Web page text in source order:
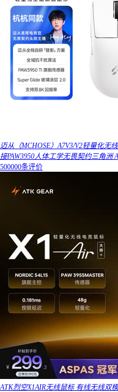
迈从（MCHOSE）A7V3/V2轻量化
接PAW3950人体工学无畏契约三角洲
500000条评价
ATK烈空X1AIR无线鼠标 有线无线双